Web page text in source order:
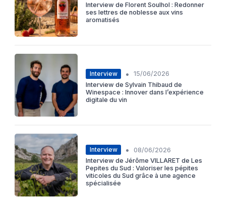
Interview de Florent Soulhol : Redonner
ses lettres de noblesse aux vins
aromatisés
Interview •
15/06/2026
Interview de Sylvain Thibaud de
Winespace : Innover dans l’expérience
digitale du vin
Interview •
08/06/2026
Interview de Jérôme VILLARET de Les
Pepites du Sud : Valoriser les pépites
viticoles du Sud grâce à une agence
spécialisée